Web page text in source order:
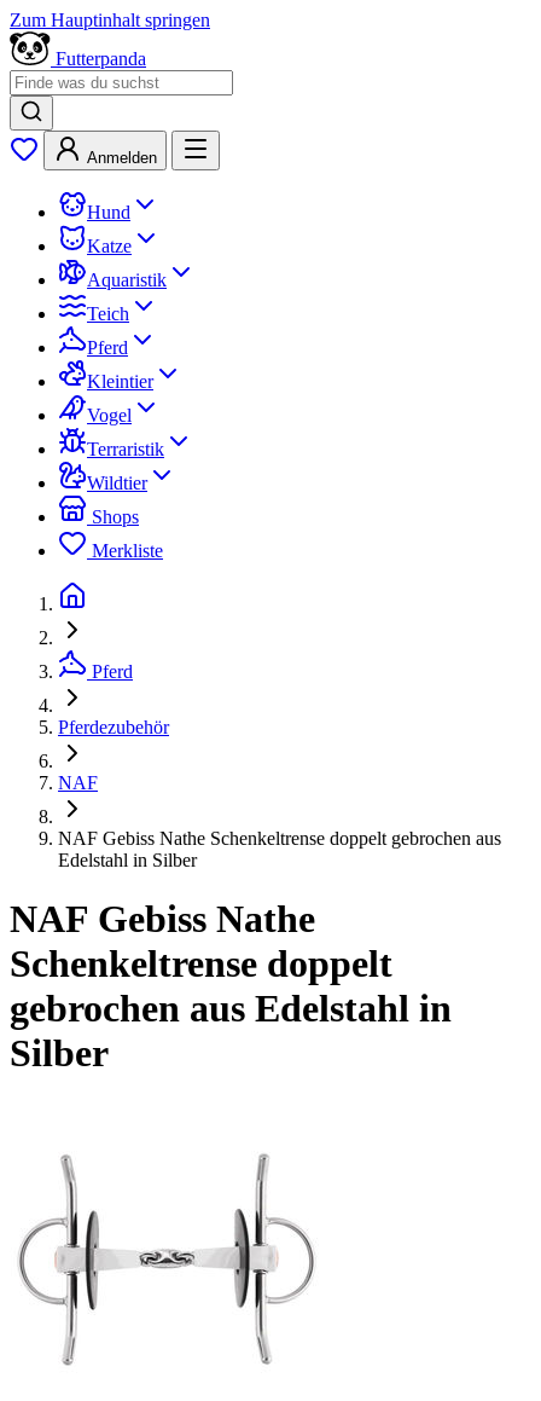
Zum Hauptinhalt springen
Futterpanda
Anmelden
Hund
Katze
Aquaristik
Teich
Pferd
Kleintier
Vogel
Terraristik
Wildtier
Shops
Merkliste
Pferd
Pferdezubehör
NAF
NAF Gebiss Nathe Schenkeltrense doppelt gebrochen aus
Edelstahl in Silber
NAF Gebiss Nathe
Schenkeltrense doppelt
gebrochen aus Edelstahl in
Silber